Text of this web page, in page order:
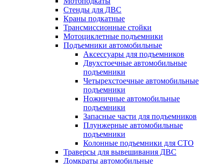
Стенды для ДВС
Краны подкатные
Трансмиссионные стойки
Мотоциклетные подъемники
Подъемники автомобильные
Аксессуары для подъемников
Двухстоечные автомобильные
подъемники
Четырехстоечные автомобильные
подъемники
Ножничные автомобильные
подъемники
Запасные части для подъемников
Плунжерные автомобильные
подъемники
Колонные подъемники для СТО
Траверсы для вывешивания ДВС
Домкраты автомобильные